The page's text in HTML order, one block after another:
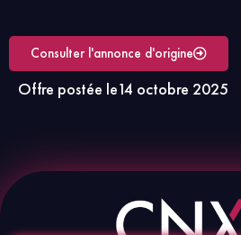
Consulter l'annonce d'origine
Offre postée le14 octobre 2025